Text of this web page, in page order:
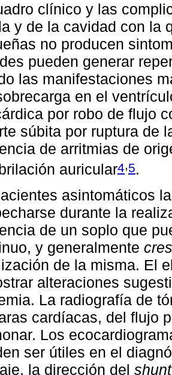
clínico y las
y de la cavidad con la
no producen
pueden generar
las manifestaciones
en el
por robo de flujo
súbita por ruptura de
de arritmias de
auricular4,5.
asintomáticos
durante la
de un soplo que
y generalmente
de la misma. El
alteraciones
La radiografía de
cardíacas, del flujo
Los
ser útiles en el
la dirección del shunt